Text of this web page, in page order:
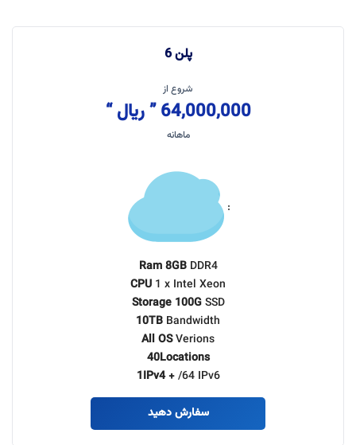
پلن 6
شروع از
64,000,000 ” ریال “
ماهانه
:
Ram 8GB DDR4
CPU 1 x Intel Xeon
Storage 100GSSD
10TB Bandwidth
All OSVerions
40Locations
1IPv4 +/64 IPv6
سفارش دهید